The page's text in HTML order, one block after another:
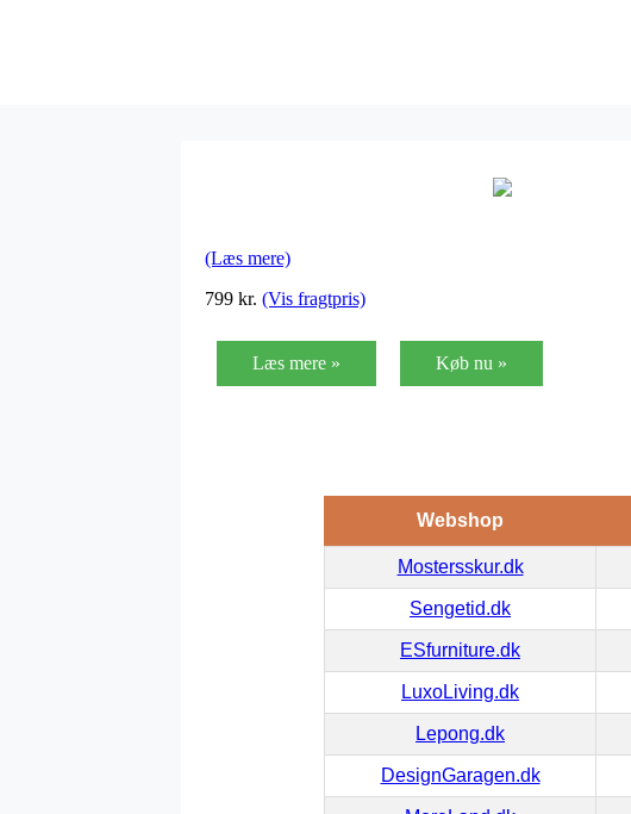
(Læs mere)
799 kr. (Vis fragtpris)
Læs mere » Køb nu »
Webshop
Mostersskur.dk
Sengetid.dk
ESfurniture.dk
LuxoLiving.dk
Lepong.dk
DesignGaragen.dk